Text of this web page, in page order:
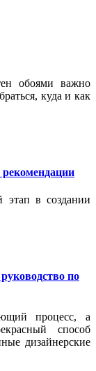
обоями важно
куда и как
в создании
по
процесс, а
способ
дизайнерские